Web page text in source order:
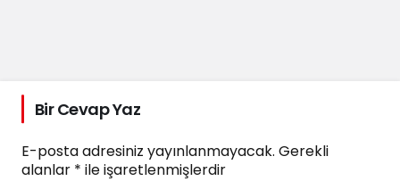
Bir Cevap Yaz
E-posta adresiniz yayınlanmayacak. Gerekli
alanlar * ile işaretlenmişlerdir